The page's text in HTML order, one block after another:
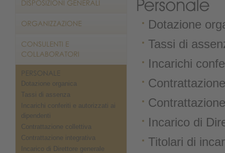
Dotazione organica
Tassi di assenza
Incarichi conferiti e autorizzati ai
dipendenti
Contrattazione collettiva
Contrattazione integrativa
Incarico di Direttore generale
Dotazione
Tassi di
Incarichi
Incarico di
Titolari di